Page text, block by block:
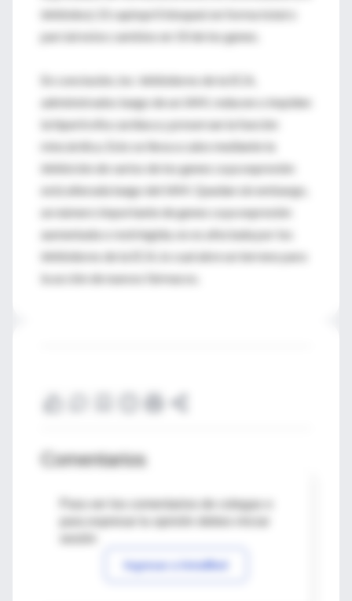
inhibidos). El captopril bloqueó en forma total o
parcial estos cambios en 10 de los genes.
En conclusión, los inhibidores de la ECA,
administrados luego de un IAM, reducen o impiden
la hipertrofia cardíaca y preservan la función
miocárdica. Esto se lleva a cabo mediante la
inhibición de varios de los genes cuya expresión
está alterada luego del IAM. Quedan sin embargo,
un número importante de genes cuya expresión
aumentada o restringida, no es afectada por los
inhibidores de la ECA, lo cual abre un terreno para
la acción de nuevos fármacos.
Comentarios
Para ver los comentarios de colegas o
Ingresar a IntraMed